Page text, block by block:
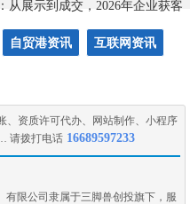
从展示到成交，2026年企业获客
自贸港资讯 互联网资讯
有限公司隶属于三脚兽创投旗下，服
、 资质许可代办、 网站制作、 小程序
请拨打电话 16689597233